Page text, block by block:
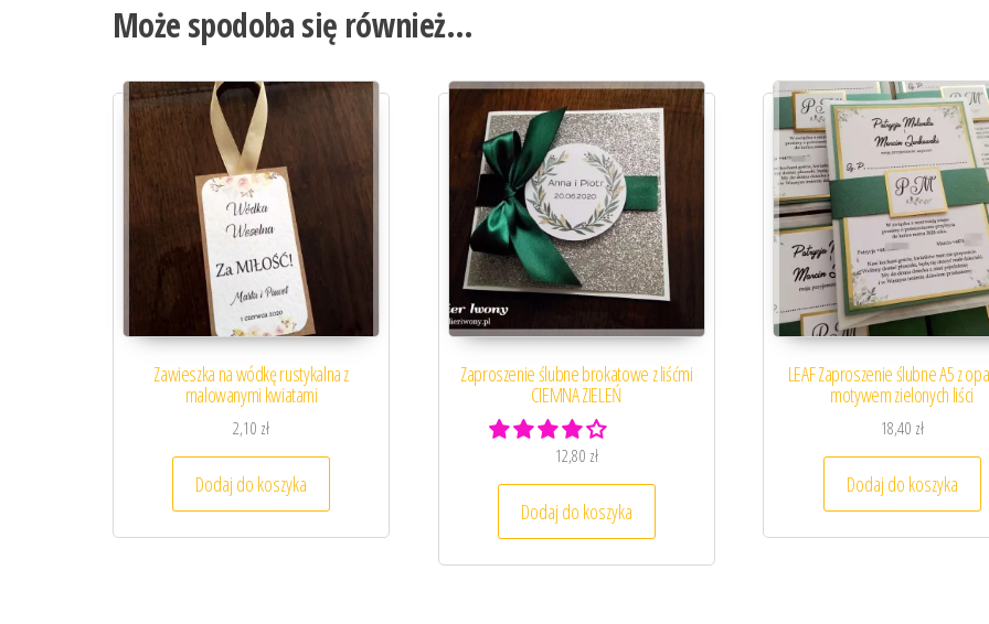
Może spodoba się również…
Zawieszka na wódkę rustykalna z
malowanymi kwiatami
2,10 zł
Dodaj do koszyka
Zaproszenie ślubne brokatowe z liśćmi
CIEMNA ZIELEŃ
12,80 zł
Dodaj do koszyka
LEAF Zaproszenie ślubne A5 z
motywem zielonych liści
18,40 zł
Dodaj do koszyka